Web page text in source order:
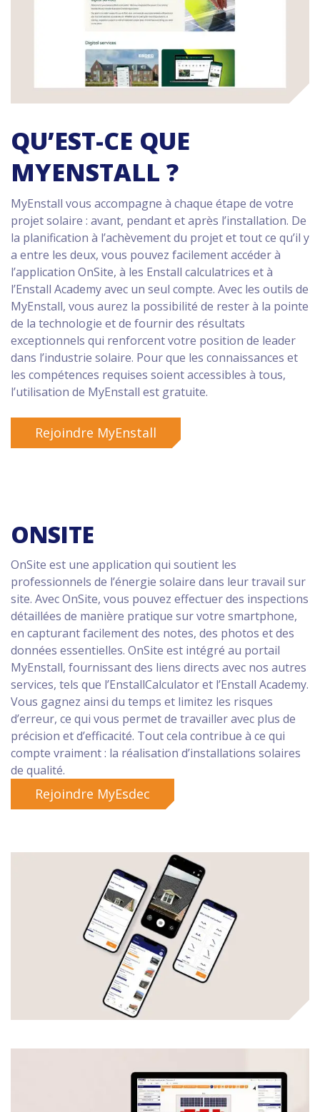
QU’EST-CE QUE
MYENSTALL ?
MyEnstall vous accompagne à chaque étape de votre
projet solaire : avant, pendant et après l’installation. De
la planification à l’achèvement du projet et tout ce qu’il y
a entre les deux, vous pouvez facilement accéder à
l’application OnSite, à les Enstall calculatrices et à
l’Enstall Academy avec un seul compte. Avec les outils de
MyEnstall, vous aurez la possibilité de rester à la pointe
de la technologie et de fournir des résultats
exceptionnels qui renforcent votre position de leader
dans l’industrie solaire. Pour que les connaissances et
les compétences requises soient accessibles à tous,
l’utilisation de MyEnstall est gratuite.
Rejoindre MyEnstall
ONSITE
OnSite est une application qui soutient les
professionnels de l’énergie solaire dans leur travail sur
site. Avec OnSite, vous pouvez effectuer des inspections
détaillées de manière pratique sur votre smartphone,
en capturant facilement des notes, des photos et des
données essentielles. OnSite est intégré au portail
MyEnstall, fournissant des liens directs avec nos autres
services, tels que l’EnstallCalculator et l’Enstall Academy.
Vous gagnez ainsi du temps et limitez les risques
d’erreur, ce qui vous permet de travailler avec plus de
précision et d’efficacité. Tout cela contribue à ce qui
compte vraiment : la réalisation d’installations solaires
de qualité.
Rejoindre MyEsdec